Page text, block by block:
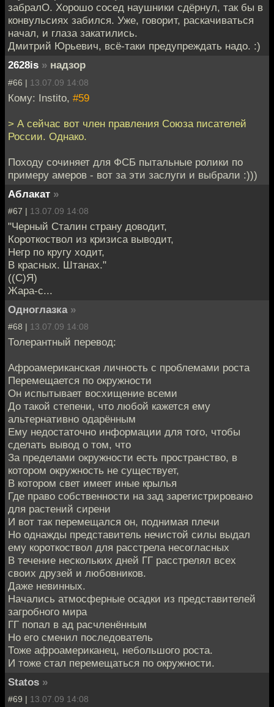
забралО. Хорошо сосед наушники сдёрнул, так бы в
конвульсиях забился. Уже, говорит, раскачиваться
начал, и глаза закатились.
Дмитрий Юрьевич, всё-таки предупреждать надо. :)
2628is » надзор
#66 | 13.07.09 14:08
Кому: Instito, #59
> А сейчас вот член правления Союза писателей
России. Однако.
Походу сочиняет для ФСБ пытальные ролики по
примеру амеров - вот за эти заслуги и выбрали :)))
Аблакат »
#67 | 13.07.09 14:08
"Черный Сталин страну доводит,
Короткоствол из кризиса выводит,
Негр по кругу ходит,
В красных. Штанах."
((С)Я)
Жара-с...
Одноглазка »
#68 | 13.07.09 14:08
Толерантный перевод:
Афроамериканская личность с проблемами роста
Перемещается по окружности
Он испытывает восхищение всеми
До такой степени, что любой кажется ему
альтернативно одарённым
Ему недостаточно информации для того, чтобы
сделать вывод о том, что
За пределами окружности есть пространство, в
котором окружность не существует,
В котором свет имеет иные крылья
Где право собственности на зад зарегистрировано
для растений сирени
И вот так перемещался он, поднимая плечи
Но однажды представитель нечистой силы выдал
ему короткоствол для расстрела несогласных
В течение нескольких дней ГГ расстрелял всех
своих друзей и любовников.
Даже невинных.
Начались атмосферные осадки из представителей
загробного мира
ГГ попал в ад расчленённым
Но его сменил последователь
Тоже афроамериканец, небольшого роста.
И тоже стал перемещаться по окружности.
Statos »
#69 | 13.07.09 14:08